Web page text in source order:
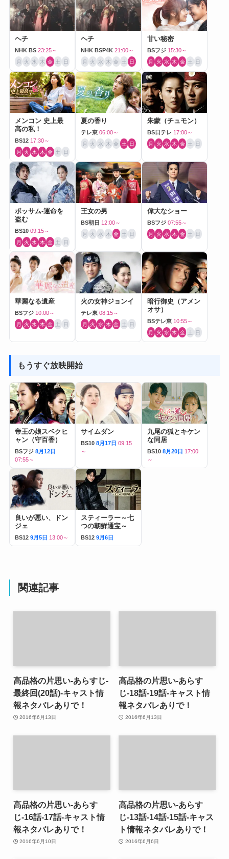
ヘチ
NHK BS 23:25～
月 火 水 木 金 土 日
ヘチ
NHK BSP4K 21:00～
月 火 水 木 金 土 日
甘い秘密
BSフジ 15:30～
月 火 水 木 金 土 日
メンコン 史上最
高の私！
BS12 17:30～
月 火 水 木 金 土 日
夏の香り
テレ東 06:00～
月 火 水 木 金 土 日
朱蒙（チュモン）
BS日テレ 17:00～
月 火 水 木 金 土 日
ポッサム-運命を
盗む
BS10 09:15～
月 火 水 木 金 土 日
王女の男
BS朝日 12:00～
月 火 水 木 金 土 日
偉大なショー
BSフジ 07:55～
月 火 水 木 金 土 日
華麗なる遺産
BSフジ 10:00～
月 火 水 木 金 土 日
火の女神ジョンイ
テレ東 08:15～
月 火 水 木 金 土 日
暗行御史（アメン
オサ）
BSテレ東 10:55～
月 火 水 木 金 土 日
もうすぐ放映開始
帝王の娘スベクヒ
ャン（守百香）
BSフジ 8月12日
07:55～
サイムダン
BS10 8月17日 09:15
～
九尾の狐とキケン
な同居
BS10 8月20日 17:00
～
良いが悪い、ドン
ジェ
BS12 9月5日 13:00～
スティーラー～七
つの朝鮮通宝～
BS12 9月6日
関連記事
高品格の片思い-あらすじ-
最終回(20話)-キャスト情
報ネタバレありで！
2016年6月13日
高品格の片思い-あらす
じ-18話-19話-キャスト情
報ネタバレありで！
2016年6月13日
高品格の片思い-あらす
じ-16話-17話-キャスト情
報ネタバレありで！
2016年6月10日
高品格の片思い-あらす
じ-13話-14話-15話-キャス
ト情報ネタバレありで！
2016年6月6日